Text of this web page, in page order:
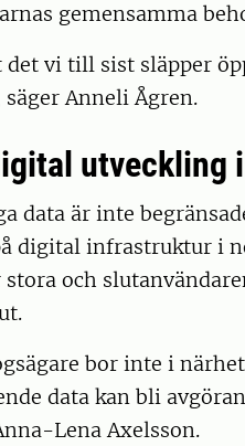
gemensamma
vi till sist släpper
Anneli Ågren.
utveckling
data är inte
digital infrastruktur i
stora och
bor inte i
data kan bli
Lena Axelsson.